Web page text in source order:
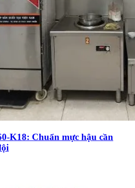
K18: Chuẩn mực hậu cần